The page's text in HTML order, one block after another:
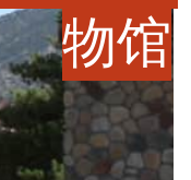
物馆